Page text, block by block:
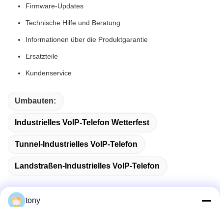
Firmware-Updates
Technische Hilfe und Beratung
Informationen über die Produktgarantie
Ersatzteile
Kundenservice
Umbauten:
Industrielles VoIP-Telefon Wetterfest
Tunnel-Industrielles VoIP-Telefon
Landstraßen-Industrielles VoIP-Telefon
tony